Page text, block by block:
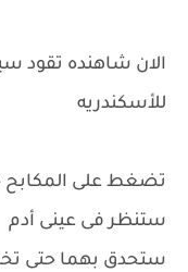
الان شاهنده تقود
للأسكندريه
تضغط على المكابح
ستنظر فى عينى أدم
ستحدق بهما حتى